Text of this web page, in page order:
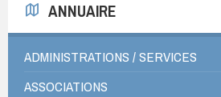
ANNUAIRE
ADMINISTRATIONS / SERVICES
ASSOCIATIONS